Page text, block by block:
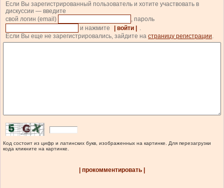
Если Вы зарегистрированный пользователь и хотите участвовать в
дискуссии — введите
свой логин (email)
, пароль
и нажмите
| войти |
.
Если Вы еще не зарегистрировались, зайдите на страницу регистрации.
Код состоит из цифр и латинских букв, изображенных на картинке. Для перезагрузки
кода кликните на картинке.
| прокомментировать |